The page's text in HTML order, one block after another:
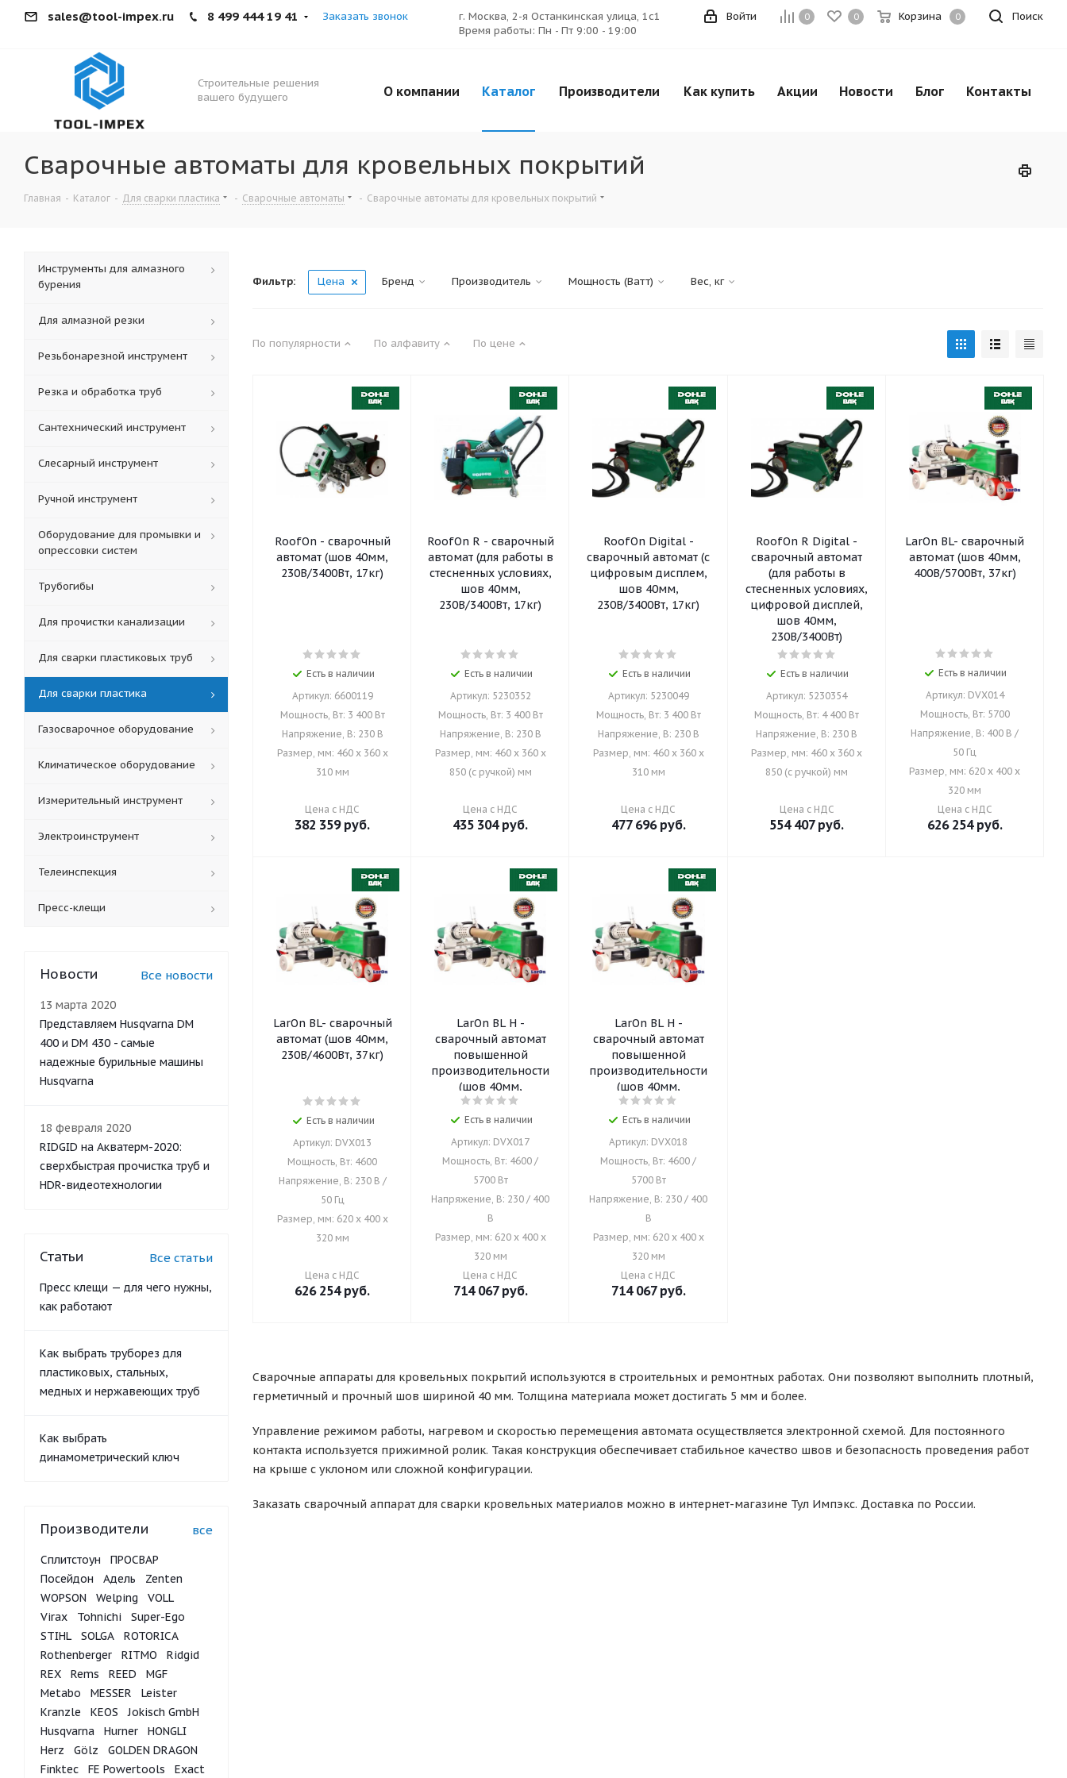
sales@tool-impex.ru 8 499 444 19 41 Заказать звонок
г. Москва, 2-я Останкинская улица, 1с1
Время работы: Пн - Пт 9:00 - 19:00
Поиск
0 0 Корзина 0
Войти
Строительные решения
вашего будущего
О компании Каталог Производители Как купить Акции Новости Блог Контакты
Сварочные автоматы для кровельных покрытий
Главная - Каталог - Для сварки пластика - Сварочные автоматы - Сварочные автоматы для кровельных покрытий
Фильтр: Цена Бренд Производитель Мощность (Ватт) Вес, кг
По популярности По алфавиту По цене
RoofOn - сварочный
автомат (шов 40мм,
230В/3400Вт, 17кг)
Есть в наличии
Артикул: 6600119
Мощность, Вт: 3 400 Вт
Напряжение, В: 230 В
Размер, мм: 460 x 360 x
310 мм
Цена с НДС
382 359руб.
RoofOn R - сварочный
автомат (для работы в
стесненных условиях,
шов 40мм,
230В/3400Вт, 17кг)
Есть в наличии
Артикул: 5230352
Мощность, Вт: 3 400 Вт
Напряжение, В: 230 В
Размер, мм: 460 x 360 x
850 (с ручкой) мм
Цена с НДС
435 304руб.
RoofOn Digital -
сварочный автомат (с
цифровым дисплем,
шов 40мм,
230В/3400Вт, 17кг)
Есть в наличии
Артикул: 5230049
Мощность, Вт: 3 400 Вт
Напряжение, В: 230 В
Размер, мм: 460 x 360 x
310 мм
Цена с НДС
477 696руб.
RoofOn R Digital -
сварочный автомат
(для работы в
стесненных условиях,
цифровой дисплей,
шов 40мм,
230В/3400Вт)
Есть в наличии
Артикул: 5230354
Мощность, Вт: 4 400 Вт
Напряжение, В: 230 В
Размер, мм: 460 x 360 x
850 (с ручкой) мм
Цена с НДС
554 407руб.
LarOn BL- сварочный
автомат (шов 40мм,
400В/5700Вт, 37кг)
Есть в наличии
Артикул: DVX014
Мощность, Вт: 5700
Напряжение, В: 400 В /
50 Гц
Размер, мм: 620 x 400 x
320 мм
Цена с НДС
626 254руб.
LarOn BL- сварочный
автомат (шов 40мм,
230В/4600Вт, 37кг)
Есть в наличии
Артикул: DVX013
Мощность, Вт: 4600
Напряжение, В: 230 В /
50 Гц
Размер, мм: 620 x 400 x
320 мм
Цена с НДС
626 254руб.
LarOn BL H -
сварочный автомат
повышенной
производительности
(шов 40мм,
230В/4600Вт, 37кг)
Есть в наличии
Артикул: DVX017
Мощность, Вт: 4600 /
5700 Вт
Напряжение, В: 230 / 400
В
Размер, мм: 620 x 400 x
320 мм
Цена с НДС
714 067руб.
LarOn BL H -
сварочный автомат
повышенной
производительности
(шов 40мм,
400В/5700Вт, 37кг)
Есть в наличии
Артикул: DVX018
Мощность, Вт: 4600 /
5700 Вт
Напряжение, В: 230 / 400
В
Размер, мм: 620 x 400 x
320 мм
Цена с НДС
714 067руб.
Сварочные аппараты для кровельных покрытий используются в строительных и ремонтных работах. Они позволяют выполнить плотный,
герметичный и прочный шов шириной 40 мм. Толщина материала может достигать 5 мм и более.
Управление режимом работы, нагревом и скоростью перемещения автомата осуществляется электронной схемой. Для постоянного
контакта используется прижимной ролик. Такая конструкция обеспечивает стабильное качество швов и безопасность проведения работ
на крыше с уклоном или сложной конфигурации.
Заказать сварочный аппарат для сварки кровельных материалов можно в интернет-магазине Тул Импэкс. Доставка по России.
Инструменты для алмазного
бурения
Для алмазной резки
Резьбонарезной инструмент
Резка и обработка труб
Сантехнический инструмент
Слесарный инструмент
Ручной инструмент
Оборудование для промывки и
опрессовки систем
Трубогибы
Для прочистки канализации
Для сварки пластиковых труб
Для сварки пластика
Газосварочное оборудование
Климатическое оборудование
Измерительный инструмент
Электроинструмент
Телеинспекция
Пресс-клещи
Новости Все новости
13 марта 2020
Представляем Husqvarna DM
400 и DM 430 - самые
надежные бурильные машины
Husqvarna
18 февраля 2020
RIDGID на Акватерм-2020:
сверхбыстрая прочистка труб и
HDR-видеотехнологии
Статьи Все статьи
Пресс клещи — для чего нужны,
как работают
Как выбрать труборез для
пластиковых, стальных,
медных и нержавеющих труб
Как выбрать
динамометрический ключ
Производители все
Сплитстоун
ПРОСВАР
Посейдон
Адель
Zenten
WOPSON
Welping
VOLL
Virax
Tohnichi
Super-Ego
STIHL
SOLGA
ROTORICA
Rothenberger
RITMO
Ridgid
REX
Rems REED
MGF
Metabo
MESSER
Leister
Kranzle
KEOS
Jokisch GmbH
Husqvarna
Hurner
HONGLI
Herz
Gölz
GOLDEN DRAGON
Finktec
FE Powertools
Exact